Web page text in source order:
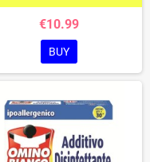
€10.99
BUY